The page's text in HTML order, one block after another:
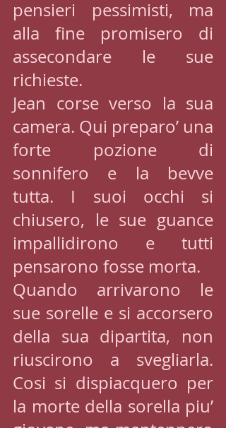
pensieri pessimisti, ma
alla fine promisero di
assecondare le sue
richieste.
Jean corse verso la sua
camera. Qui preparo’ una
forte pozione di
sonnifero e la bevve
tutta. I suoi occhi si
chiusero, le sue guance
impallidirono e tutti
pensarono fosse morta.
Quando arrivarono le
sue sorelle e si accorsero
della sua dipartita, non
riuscirono a svegliarla.
Cosi si dispiacquero per
la morte della sorella piu’